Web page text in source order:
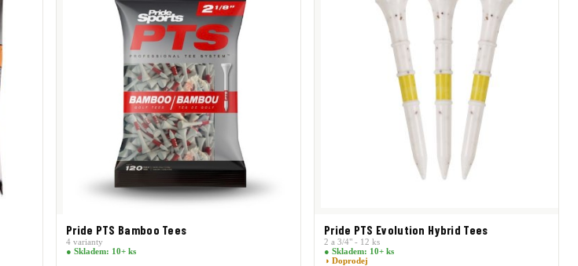
Pride PTS Bamboo Tees
4 varianty
● Skladem: 10+ ks
Pride PTS Evolution Hybrid Tees
2 a 3/4" - 12 ks
● Skladem: 10+ ks
◑ Doprodej